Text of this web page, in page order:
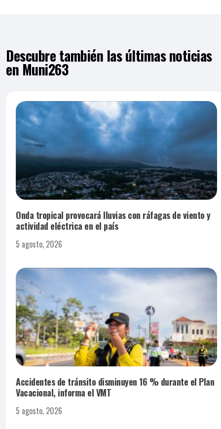
Descubre también las últimas noticias
en Muni263
Onda tropical provocará lluvias con ráfagas de viento y
actividad eléctrica en el país
5 agosto, 2026
Accidentes de tránsito disminuyen 16 % durante el Plan
Vacacional, informa el VMT
5 agosto, 2026